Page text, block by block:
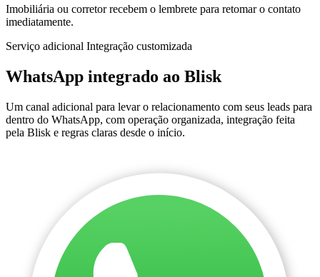
Imobiliária ou corretor recebem o lembrete para retomar o contato
imediatamente.
Serviço adicional Integração customizada
WhatsApp integrado ao Blisk
Um canal adicional para levar o relacionamento com seus leads para
dentro do WhatsApp, com operação organizada, integração feita
pela Blisk e regras claras desde o início.